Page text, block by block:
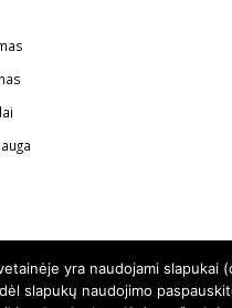
+370 602 62622
info@autodalykai.lt
yra naudojami slapukai
slapukų naudojimo